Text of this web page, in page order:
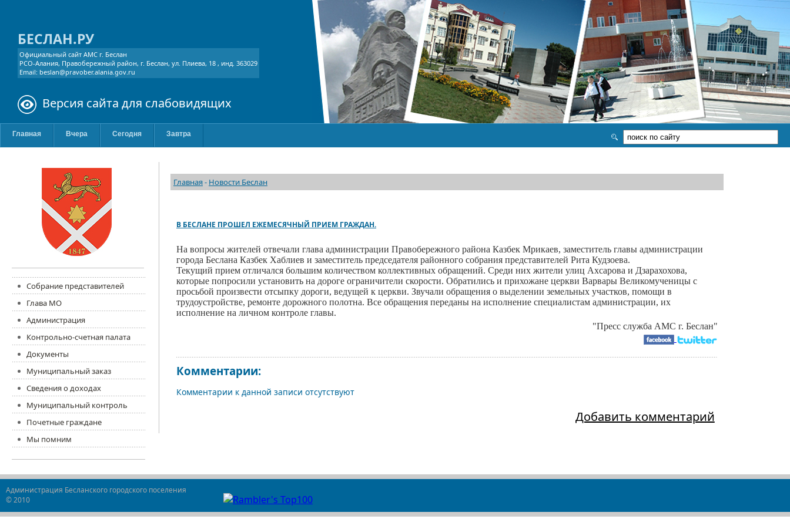
БЕСЛАН.РУ
Официальный сайт АМС г. Беслан
РСО-Алания, Правобережный район, г. Беслан, ул. Плиева, 18 , инд. 363029
Email: beslan@pravober.alania.gov.ru
Версия сайта для слабовидящих
Главная Вчера Сегодня Завтра
Собрание представителей
Глава МО
Администрация
Контрольно-счетная палата
Документы
Муниципальный заказ
Сведения о доходах
Муниципальный контроль
Почетные граждане
Мы помним
Главная- Новости Беслан
В БЕСЛАНЕ ПРОШЕЛ ЕЖЕМЕСЯЧНЫЙ ПРИЕМ ГРАЖДАН.
На вопросы жителей отвечали глава администрации Правобережного района Казбек Мрикаев, заместитель главы администрации
города Беслана Казбек Хаблиев и заместитель председателя районного собрания представителей Рита Кудзоева.
Текущий прием отличался большим количеством коллективных обращений. Среди них жители улиц Ахсарова и Дзарахохова,
которые попросили установить на дороге ограничители скорости. Обратились и прихожане церкви Варвары Великомученицы с
просьбой произвести отсыпку дороги, ведущей к церкви. Звучали обращения о выделении земельных участков, помощи в
трудоустройстве, ремонте дорожного полотна. Все обращения переданы на исполнение специалистам администрации, их
исполнение на личном контроле главы.
"Пресс служба АМС г. Беслан"
Комментарии:
Комментарии к данной записи отсутствуют
Добавить комментарий
Администрация Бесланского городского поселения
© 2010